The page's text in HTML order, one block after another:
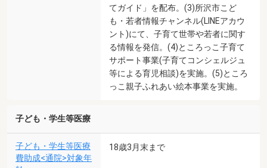
てガイド」を配布。(3)所沢市こど
も・若者情報チャンネル(LINEアカウ
ント)にて、子育て世帯や若者に関す
る情報を発信。(4)ところっこ子育て
サポート事業(子育てコンシェルジュ
等による育児相談)を実施。(5)ところ
っこ親子ふれあい絵本事業を実施。
子ども・学生等医療
子ども・学生等医療
費助成<通院>対象年
18歳3月末まで